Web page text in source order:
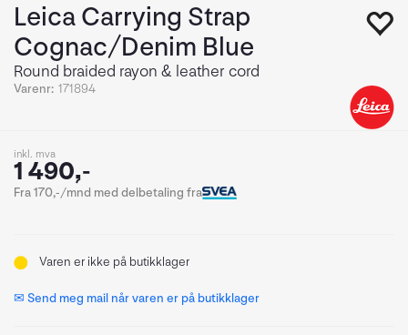
Leica Carrying Strap
Cognac/Denim Blue
Round braided rayon & leather cord
Varenr: 171894
inkl. mva
1 490,-
Fra 170,-/mnd med delbetaling fra
Varen er ikke på butikklager
✉ Send meg mail når varen er på butikklager